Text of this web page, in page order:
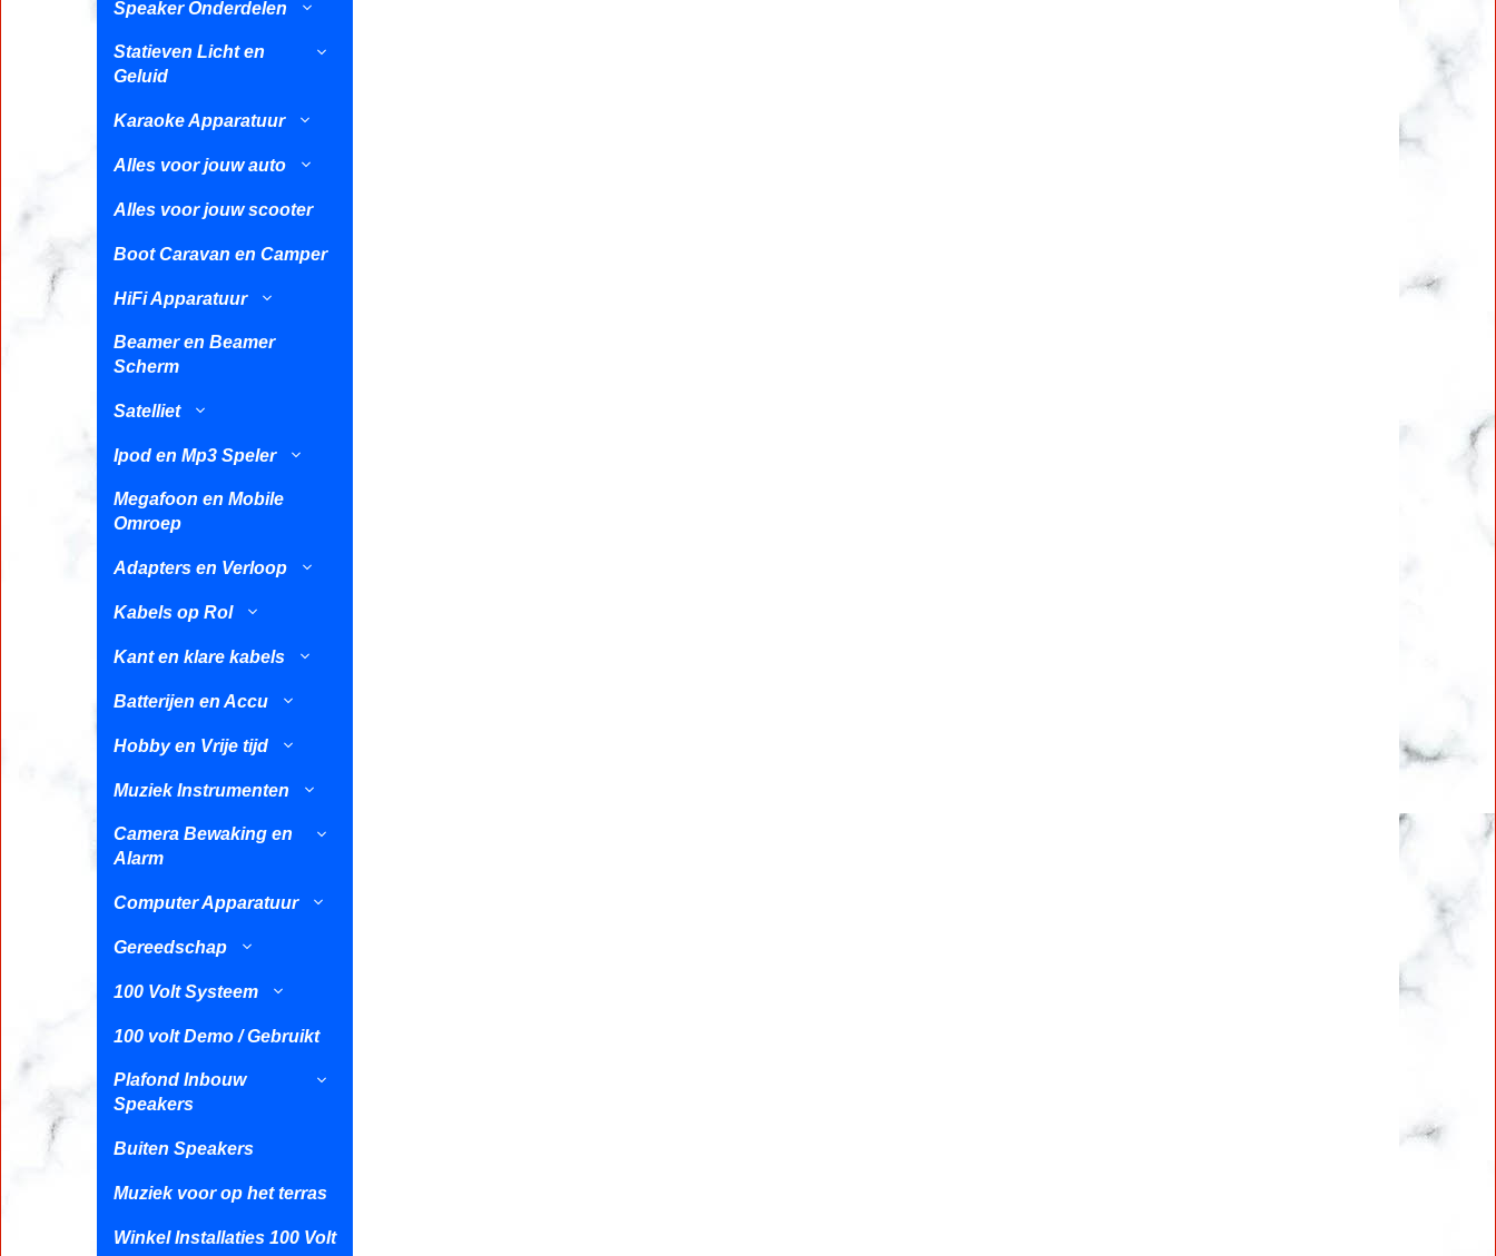
Speaker Onderdelen
Statieven Licht en
Geluid
Karaoke Apparatuur
Alles voor jouw auto
Alles voor jouw scooter
Boot Caravan en Camper
HiFi Apparatuur
Beamer en Beamer
Scherm
Satelliet
Ipod en Mp3 Speler
Megafoon en Mobile
Omroep
Adapters en Verloop
Kabels op Rol
Kant en klare kabels
Batterijen en Accu
Hobby en Vrije tijd
Muziek Instrumenten
Camera Bewaking en
Alarm
Computer Apparatuur
Gereedschap
100 Volt Systeem
100 volt Demo / Gebruikt
Plafond Inbouw
Speakers
Buiten Speakers
Muziek voor op het terras
Winkel Installaties 100 Volt